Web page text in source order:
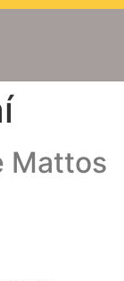
Mattos